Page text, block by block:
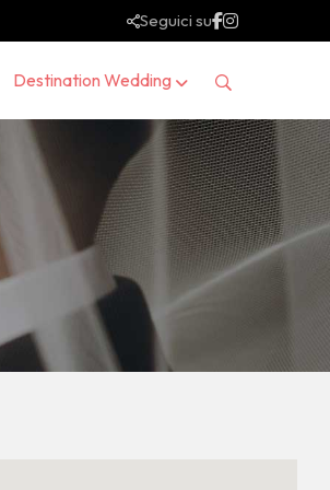
Seguici su
Destination Wedding